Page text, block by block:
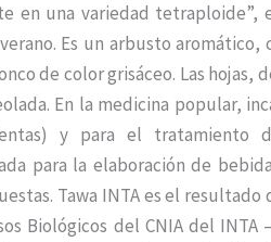
en una variedad tetraploide”,
Es un arbusto aromático,
de color grisáceo. Las hojas,
En la medicina popular,
y para el tratamiento
para la elaboración de
Tawa INTA es el
Biológicos del CNIA del INTA